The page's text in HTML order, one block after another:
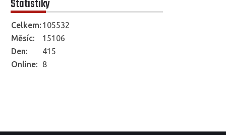
Statistiky
Online: 8
Celkem: 105532
Měsíc:
15106
Den:
415